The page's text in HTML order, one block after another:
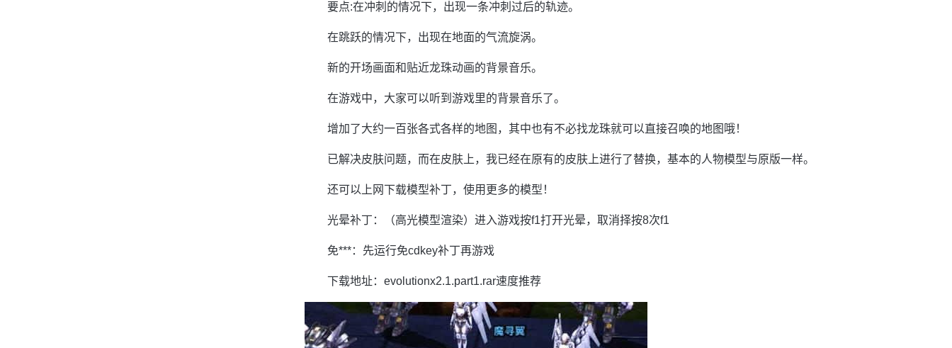
要点:在冲刺的情况下，出现一条冲刺过后的轨迹。
在跳跃的情况下，出现在地面的气流旋涡。
新的开场画面和贴近龙珠动画的背景音乐。
在游戏中，大家可以听到游戏里的背景音乐了。
增加了大约一百张各式各样的地图，其中也有不必找龙珠就可以直接召唤的地图哦！
已解决皮肤问题，而在皮肤上，我已经在原有的皮肤上进行了替换，基本的人物模型与原版一样。
还可以上网下载模型补丁，使用更多的模型！
光晕补丁：（高光模型渲染）进入游戏按f1打开光晕，取消择按8次f1
免***：先运行免cdkey补丁再游戏
下载地址：evolutionx2.1.part1.rar速度推荐